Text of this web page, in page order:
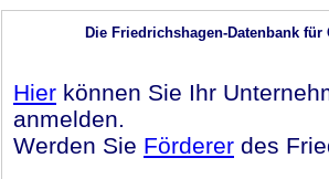
Die Friedrichshagen-Datenbank
Hier können Sie Ihr
anmelden.
Werden Sie Förderer des